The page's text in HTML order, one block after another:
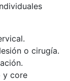
o cirugía.
y core